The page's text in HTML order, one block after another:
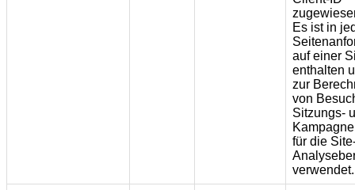
Es ist in
auf einer
enthalten
zur
von
Sitzungs-
für die
verwendet.